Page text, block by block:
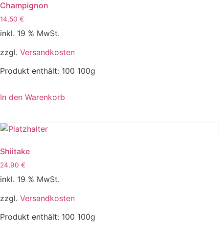
Champignon
14,50 €
inkl. 19 % MwSt.
zzgl. Versandkosten
Produkt enthält: 100 100g
In den Warenkorb
Shiitake
24,90 €
inkl. 19 % MwSt.
zzgl. Versandkosten
Produkt enthält: 100 100g